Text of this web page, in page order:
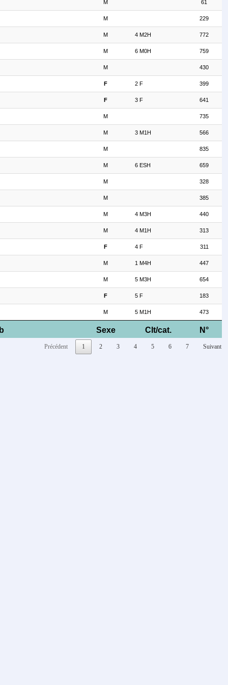
Sexe Clt/cat. N°
M 61
M 229
M 4 M2H 772
M 6 M0H 759
M 430
F 2 F 399
F 3 F 641
M 735
M 3 M1H 566
M 835
M 6 ESH 659
M 328
M 385
M 4 M3H 440
M 4 M1H 313
F 4 F 311
M 1 M4H 447
M 5 M3H 654
F 5 F 183
M 5 M1H 473
Précédent 1 2 3 4 5 6 7 Suivant